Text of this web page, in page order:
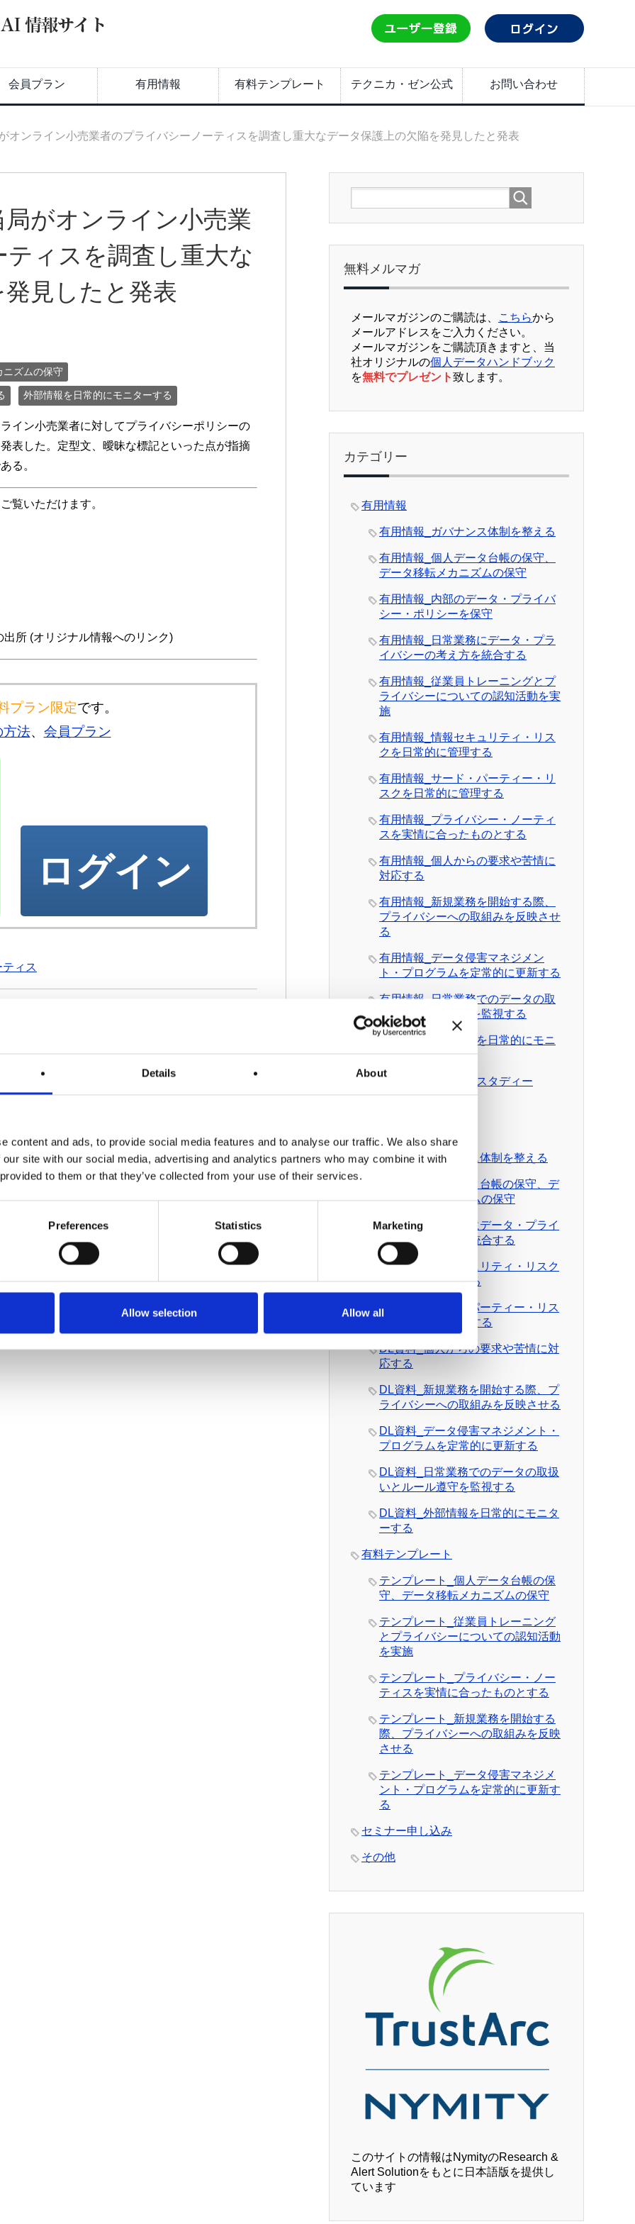
Details About
content and ads, to provide social media features and to analyse our traffic. We also share
site with our social media, advertising and analytics partners who may combine it with
to them or that they’ve collected from your use of their services.
Preferences Statistics Marketing
Allow selection Allow all
会員プラン 有用情報 有料テンプレート テクニカ・ゼン公式 お問い合わせ
オンライン小売業者のプライバシーノーティスを調査し重大なデータ保護上の欠陥を発見したと発表
局がオンライン小売業
ィスを調査し重大な
見したと発表
ズムの保守
外部情報を日常的にモニターする
イン小売業者に対してプライバシーポリシーの
表した。定型文、曖昧な標記といった点が指摘
る。
覧いただけます。
出所 (オリジナル情報へのリンク)
プラン限定です。
方法、 会員プラン
ログイン
ィス
反に対する罰則を定めた政令第 24/2025/ND-
無料メルマガ
メールマガジンのご購読は、 こちらから
メールアドレスをご入力ください。
メールマガジンをご購読頂きますと、当
社オリジナルの個人データハンドブック
を無料でプレゼント致します。
カテゴリー
有用情報
有用情報_ガバナンス体制を整える
有用情報_個人データ台帳の保守、
データ移転メカニズムの保守
有用情報_内部のデータ・プライバ
シー・ポリシーを保守
有用情報_日常業務にデータ・プラ
イバシーの考え方を統合する
有用情報_従業員トレーニングとプ
ライバシーについての認知活動を実
施
有用情報_情報セキュリティ・リス
クを日常的に管理する
有用情報_サード・パーティー・リ
スクを日常的に管理する
有用情報_プライバシー・ノーティ
スを実情に合ったものとする
有用情報_個人からの要求や苦情に
対応する
有用情報_新規業務を開始する際、
プライバシーへの取組みを反映させ
る
有用情報_データ侵害マネジメン
ト・プログラムを定常的に更新する
有用情報_日常業務でのデータの取
扱いとルール遵守を監視する
有用情報_外部情報を日常的にモニ
ターする
有用情報_ケース・スタディー
DL資料_ガバナンス体制を整える
DL資料_個人データ台帳の保守、デ
ータ移転メカニズムの保守
DL資料_日常業務にデータ・プライ
バシーの考え方を統合する
DL資料_情報セキュリティ・リスク
を日常的に管理する
DL資料_サード・パーティー・リス
クを日常的に管理する
DL資料_個人からの要求や苦情に対
応する
DL資料_新規業務を開始する際、プ
ライバシーへの取組みを反映させる
DL資料_データ侵害マネジメント・
プログラムを定常的に更新する
DL資料_日常業務でのデータの取扱
いとルール遵守を監視する
DL資料_外部情報を日常的にモニタ
ーする
有料テンプレート
テンプレート_個人データ台帳の保
守、データ移転メカニズムの保守
テンプレート_従業員トレーニング
とプライバシーについての認知活動
を実施
テンプレート_プライバシー・ノー
ティスを実情に合ったものとする
テンプレート_新規業務を開始する
際、プライバシーへの取組みを反映
させる
テンプレート_データ侵害マネジメ
ント・プログラムを定常的に更新す
る
セミナー申し込み
その他
このサイトの情報はNymityのResearch &
Alert Solutionをもとに日本語版を提供し
ています